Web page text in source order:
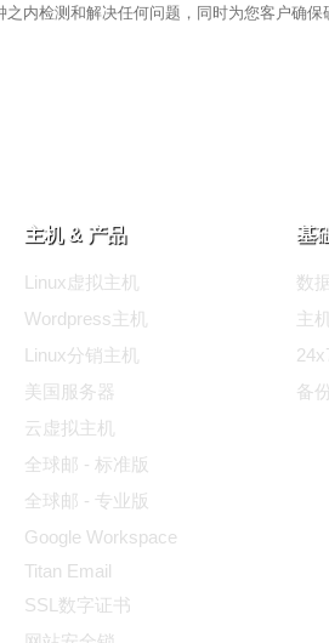
内检测和解决任何问题，同时为您客户确保
主机 & 产品
Linux虚拟主机
Wordpress主机
Linux分销主机
美国服务器
云虚拟主机
全球邮 - 标准版
全球邮 - 专业版
Google Workspace
Titan Email
SSL数字证书
基
数
主
备